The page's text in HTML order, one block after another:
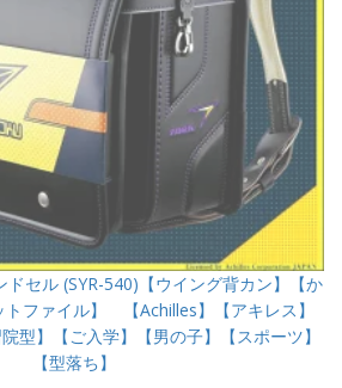
ドセル (SYR-540)【ウイング背カン】【か
トファイル】 【Achilles】【アキレス】
院型】【ご入学】【男の子】【スポーツ】
【型落ち】